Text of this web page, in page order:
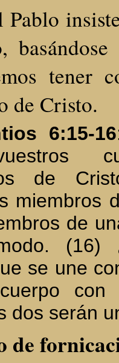
Pablo
tener
de Cristo.
6:15-16
de
miembros
de
(16)
se une
con
dos serán
de